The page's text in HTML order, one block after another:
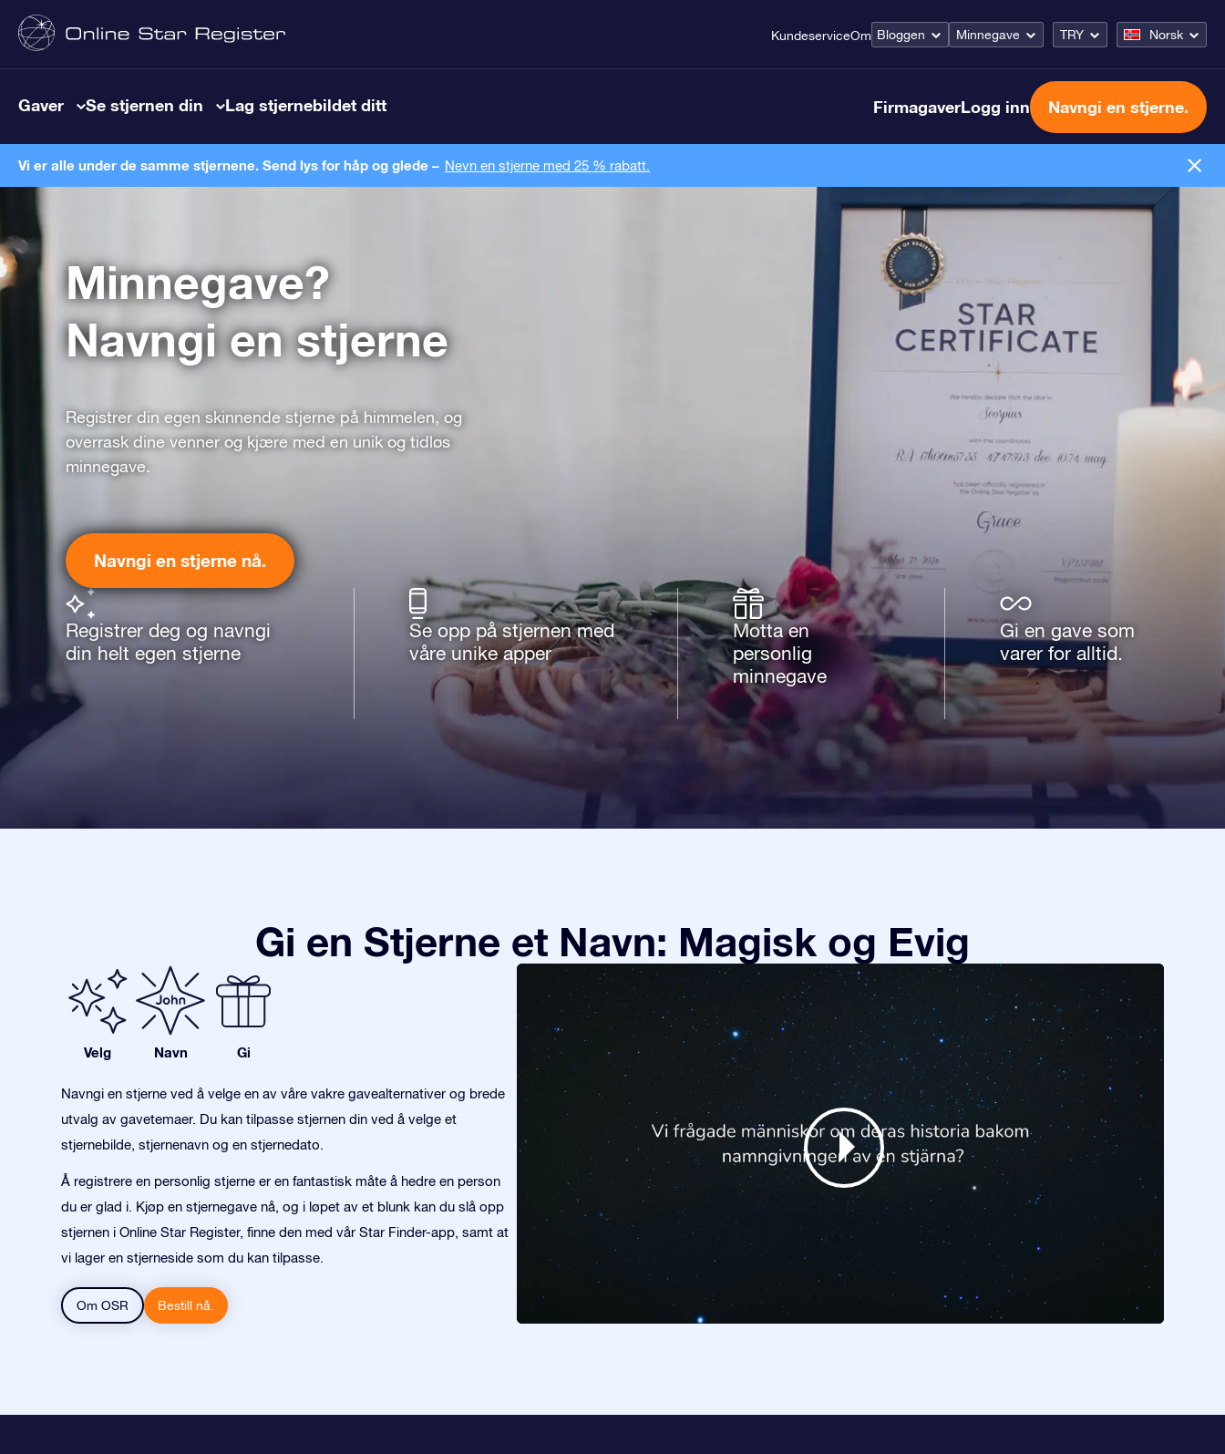
KundeserviceOm Bloggen Minnegave TRY Norsk
Gaver Se stjernen din Lag stjernebildet ditt FirmagaverLogg inn Navngi en stjerne.
Vi er alle under de samme stjernene. Send lys for håp og glede – Nevn en stjerne med 25 % rabatt.
Minnegave?
Navngi en stjerne
Registrer din egen skinnende stjerne på himmelen, og
overrask dine venner og kjære med en unik og tidløs
minnegave.
Navngi en stjerne nå.
Registrer deg og navngi
din helt egen stjerne
Se opp på stjernen med
våre unike apper
Motta en
personlig
minnegave
Gi en gave som
varer for alltid.
Gi en Stjerne et Navn: Magisk og Evig
Velg Navn Gi
Navngi en stjerne ved å velge en av våre vakre gavealternativer og brede
utvalg av gavetemaer. Du kan tilpasse stjernen din ved å velge et
stjernebilde, stjernenavn og en stjernedato.
Å registrere en personlig stjerne er en fantastisk måte å hedre en person
du er glad i. Kjøp en stjernegave nå, og i løpet av et blunk kan du slå opp
stjernen i Online Star Register, finne den med vår Star Finder-app, samt at
vi lager en stjerneside som du kan tilpasse.
Om OSR Bestill nå.